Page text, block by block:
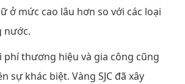
ở mức cao lâu hơn so với các loại
nước.
phí thương hiệu và gia công cũng
sự khác biệt. Vàng SJC đã xây